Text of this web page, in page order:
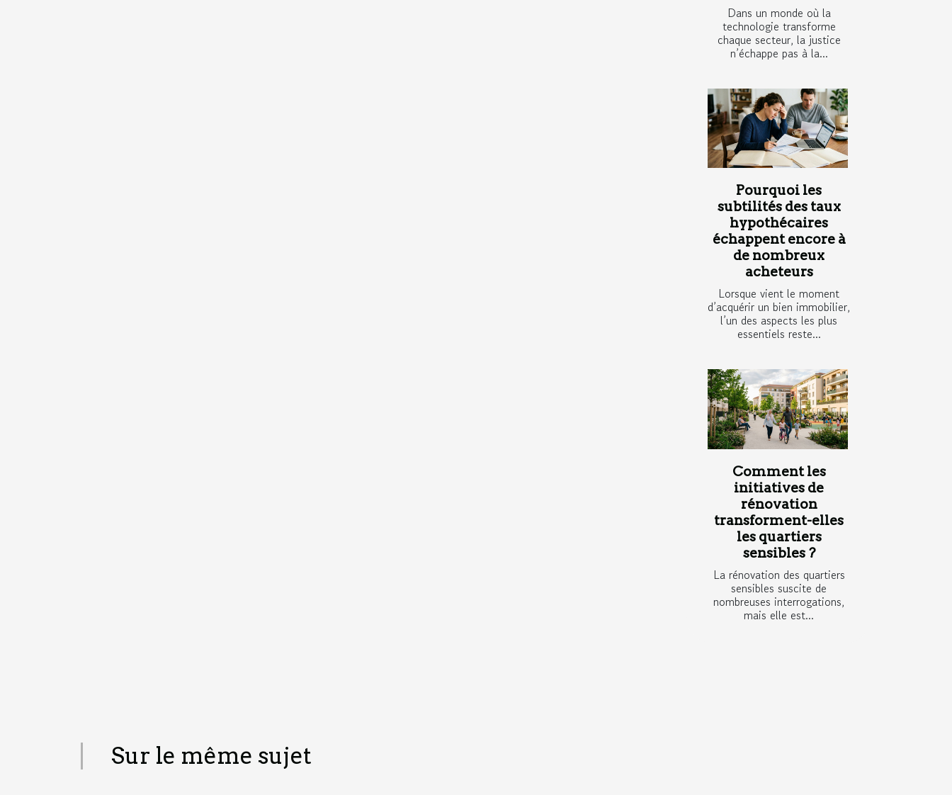
Dans un monde où la
technologie transforme
chaque secteur, la justice
n’échappe pas à la...
Pourquoi les
subtilités des taux
hypothécaires
échappent encore à
de nombreux
acheteurs
Lorsque vient le moment
d’acquérir un bien immobilier,
l’un des aspects les plus
essentiels reste...
Comment les
initiatives de
rénovation
transforment-elles
les quartiers
sensibles ?
La rénovation des quartiers
sensibles suscite de
nombreuses interrogations,
mais elle est...
Sur le même sujet